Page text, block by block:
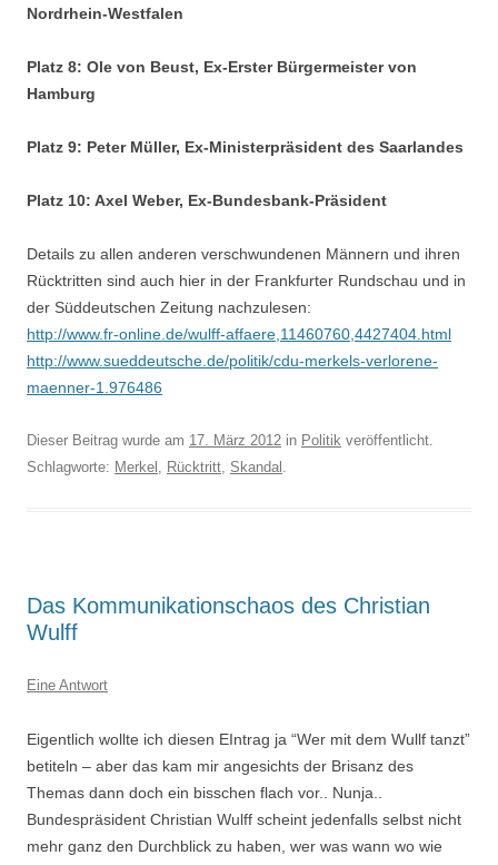
Nordrhein-Westfalen
Platz 8: Ole von Beust, Ex-Erster Bürgermeister von
Hamburg
Platz 9: Peter Müller, Ex-Ministerpräsident des Saarlandes
Platz 10: Axel Weber, Ex-Bundesbank-Präsident
Details zu allen anderen verschwundenen Männern und ihren
Rücktritten sind auch hier in der Frankfurter Rundschau und in
der Süddeutschen Zeitung nachzulesen:
http://www.fr-online.de/wulff-affaere,11460760,4427404.html
http://www.sueddeutsche.de/politik/cdu-merkels-verlorene-
maenner-1.976486
Dieser Beitrag wurde am 17. März 2012 in Politik veröffentlicht.
Schlagworte: Merkel , Rücktritt, Skandal .
Das Kommunikationschaos des Christian
Wulff
Eine Antwort
Eigentlich wollte ich diesen EIntrag ja “Wer mit dem Wullf tanzt”
betiteln – aber das kam mir angesichts der Brisanz des
Themas dann doch ein bisschen flach vor.. Nunja..
Bundespräsident Christian Wulff scheint jedenfalls selbst nicht
mehr ganz den Durchblick zu haben, wer was wann wo wie